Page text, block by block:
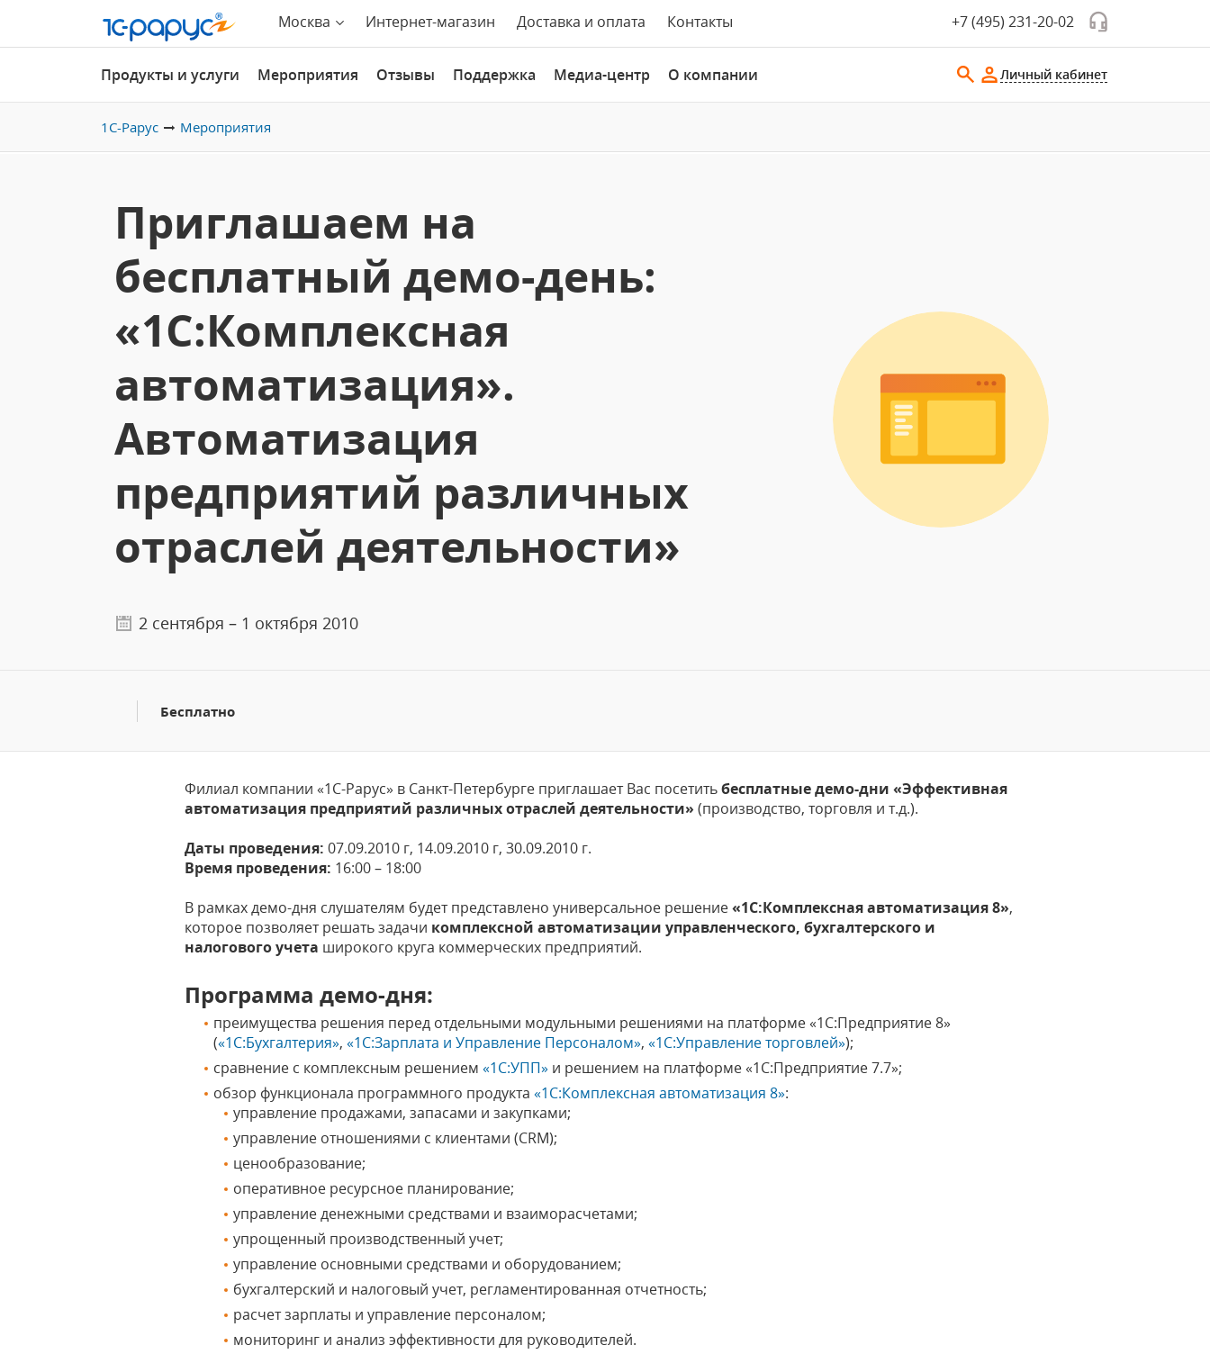
Москва Интернет-магазин Доставка и оплата Контакты +7 (495) 231-20-02
Продукты и услуги Мероприятия Отзывы Поддержка Медиа-центр О компании Личный кабинет
1С-Рарус Мероприятия
Приглашаем на
бесплатный демо-день:
«1С:Комплексная
автоматизация».
Автоматизация
предприятий различных
отраслей деятельности»
2 сентября – 1 октября 2010
Бесплатно
Филиал компании «1С-Рарус» в Санкт-Петербурге приглашает Вас посетитьбесплатные демо-дни «Эффективная
автоматизация предприятий различных отраслей деятельности» (производство, торговля и т.д.).
Даты проведения: 07.09.2010 г, 14.09.2010 г, 30.09.2010 г.
Время проведения: 16:00 – 18:00
В рамках демо-дня слушателям будет представлено универсальное решение«1С:Комплексная автоматизация 8»,
которое позволяет решать задачи комплексной автоматизации управленческого, бухгалтерского и
налогового учета широкого круга коммерческих предприятий.
Программа демо-дня:
преимущества решения перед отдельными модульными решениями на платформе «1С:Предприятие 8»
(«1С:Бухгалтерия»,«1С:Зарплата и Управление Персоналом»,«1С:Управление торговлей»);
сравнение с комплексным решением«1С:УПП» и решением на платформе «1С:Предприятие 7.7»;
обзор функционала программного продукта«1С:Комплексная автоматизация 8»:
управление продажами, запасами и закупками;
управление отношениями с клиентами (CRM);
ценообразование;
оперативное ресурсное планирование;
управление денежными средствами и взаиморасчетами;
упрощенный производственный учет;
управление основными средствами и оборудованием;
бухгалтерский и налоговый учет, регламентированная отчетность;
расчет зарплаты и управление персоналом;
мониторинг и анализ эффективности для руководителей.